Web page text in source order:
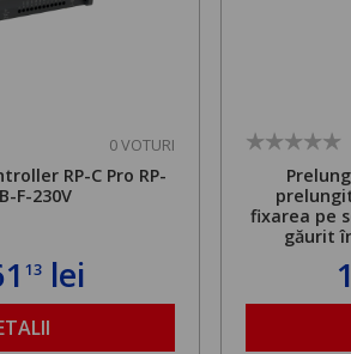
0 VOTURI
RP-C Pro RP-
F-230V
13lei
fixarea pe
găurit
de 500 kg